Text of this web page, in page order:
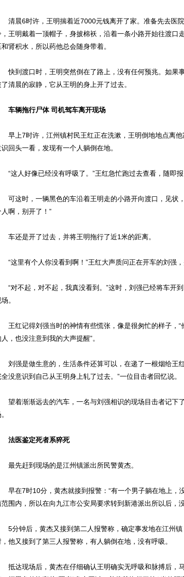
晨6时许，王明揣着近7000元钱离开了家。准备先去医
，王明戴着一顶帽子，身披棉袄，沿着一条小路开始往渡口
和肾积水，所以药他总会随身带着。
到渡口时，王明突然倒在了路上，没有任何预兆。如果
了清晨的寂静，它从王明的身上开了过去。
车辆拖行尸体 司机驾车离开现场
上7时许，江州镇村民王红正在洗漱，王明倒地地点离他
识回头一看，发现有一个人躺倒在地。
这人好像已经没有呼吸了。”王红急忙跑过去查看，随即报
这时，一辆黑色的车沿着王明走的小路开向渡口，见状
人啊，别开了！”
还是开了过去，并将王明拖行了近1米的距离。
这里有个人你没看到啊！”王红大声质问正在开车的刘强，
对不起，对不起，我真没看到。”这时，刘强已经将车开
。
红记得刘强当时的神情有些慌张，像是很匆忙的样子，“
人，也没注意到我的大声提醒”。
强是做生意的，生活条件还算可以，在递了一根烟给王
全没意识到自己从王明身上轧了过去。”一位目击者回忆说。
着渐渐远去的汽车，一名与刘强相识的现场目击者记下
法医鉴定死者系猝死
先赶到现场的是江州镇派出所民警黄杰。
在7时10分，黄杰就接到报警：“有一个男子躺在地上，
范围内，所以在向九江市公安局要求转到新港派出所以后，没
分钟后，黄杰又接到第二人报警称，确定事发地在江州镇
，他又接到了第三人报警称，有人躺倒在地，没有呼吸。
达现场后，黄杰在仔细确认王明确实无呼吸和脉搏后，
动物系恋人啊 | 钟欣潼体验爱情哲学